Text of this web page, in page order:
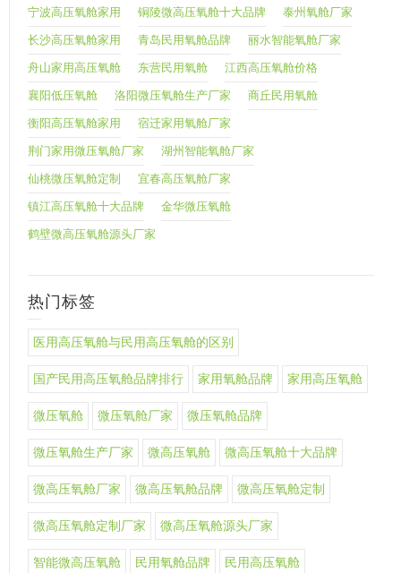
宁波高压氧舱家用 铜陵微高压氧舱十大品牌 泰州氧舱厂家
长沙高压氧舱家用 青岛民用氧舱品牌 丽水智能氧舱厂家
舟山家用高压氧舱 东营民用氧舱 江西高压氧舱价格
襄阳低压氧舱 洛阳微压氧舱生产厂家 商丘民用氧舱
衡阳高压氧舱家用 宿迁家用氧舱厂家
荆门家用微压氧舱厂家 湖州智能氧舱厂家
仙桃微压氧舱定制 宜春高压氧舱厂家
镇江高压氧舱十大品牌 金华微压氧舱
鹤壁微高压氧舱源头厂家
热门标签
医用高压氧舱与民用高压氧舱的区别
国产民用高压氧舱品牌排行 家用氧舱品牌 家用高压氧舱
微压氧舱 微压氧舱厂家 微压氧舱品牌
微压氧舱生产厂家 微高压氧舱 微高压氧舱十大品牌
微高压氧舱厂家 微高压氧舱品牌 微高压氧舱定制
微高压氧舱定制厂家 微高压氧舱源头厂家
智能微高压氧舱 民用氧舱品牌 民用高压氧舱